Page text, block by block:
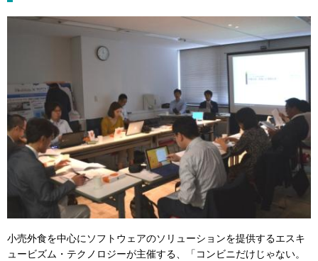
小売外食を中心にソフトウェアのソリューションを提供するエスキ
ュービズム・テクノロジーが主催する、「コンビニだけじゃない。